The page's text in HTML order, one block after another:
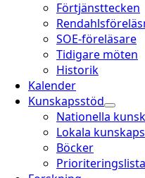
Förtjänsttecken
SOE-föreläsare
Tidigare möten
Historik
Kalender
Kunskapsstöd
Nationella
Lokala
Böcker
Prioriteringslista